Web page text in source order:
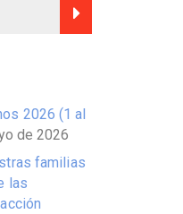
2026 (1 al
de 2026
familias
las